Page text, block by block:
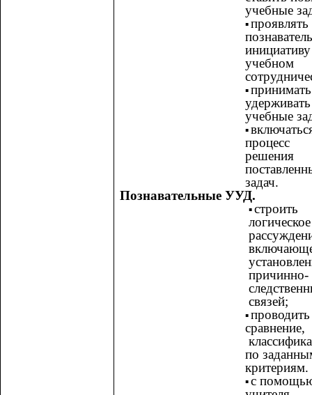
учебные
проявлять
учебном
удерживать
учебные
процесс
решения
задач.
Познавательные УУД.
строить
логическое
причинно-
связей;
проводить
сравнение,
по
критериям.
с